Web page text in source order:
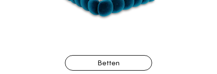
Betten